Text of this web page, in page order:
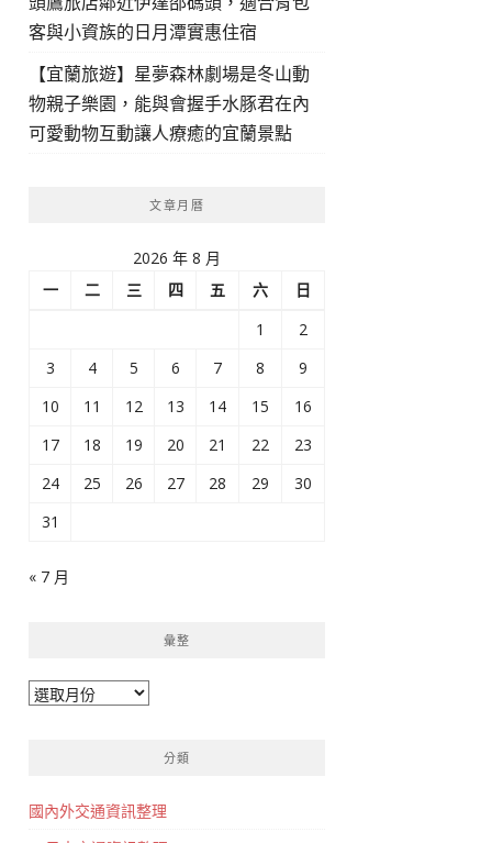
客與小資族的日月潭實惠住宿
【宜蘭旅遊】星夢森林劇場是冬山動
物親子樂園，能與會握手水豚君在內
可愛動物互動讓人療癒的宜蘭景點
文章月曆
2026 年 8 月
一
二 三 四 五 六
日
1
2
3
4 5 6 7 8
9
10
11 12 13 14 15
16
17
18 19 20 21 22
23
24
25 26 27 28 29
30
31
« 7 月
彙整
彙
分類
國內外交通資訊整理